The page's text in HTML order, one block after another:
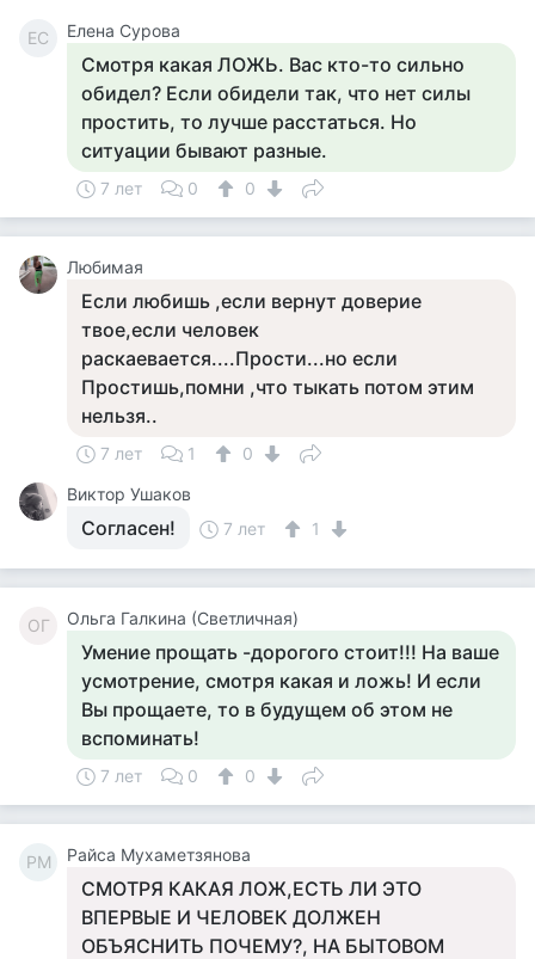
ЕС Елена Сурова
Смотря какая ЛОЖЬ. Вас кто-то сильно
обидел? Если обидели так, что нет силы
простить, то лучше расстаться. Но
ситуации бывают разные.
7 лет 0 0
Любимая
Если любишь ,если вернут доверие
твое,если человек
раскаевается....Прости...но если
Простишь,помни ,что тыкать потом этим
нельзя..
7 лет 1
0
Виктор Ушаков
Согласен! 7 лет 1
ОГ Ольга Галкина (Светличная)
Умение прощать -дорогого стоит!!! На ваше
усмотрение, смотря какая и ложь! И если
Вы прощаете, то в будущем об этом не
вспоминать!
7 лет 0 0
РМ Райса Мухаметзянова
СМОТРЯ КАКАЯ ЛОЖ,ЕСТЬ ЛИ ЭТО
ВПЕРВЫЕ И ЧЕЛОВЕК ДОЛЖЕН
ОБЪЯСНИТЬ ПОЧЕМУ?, НА БЫТОВОМ